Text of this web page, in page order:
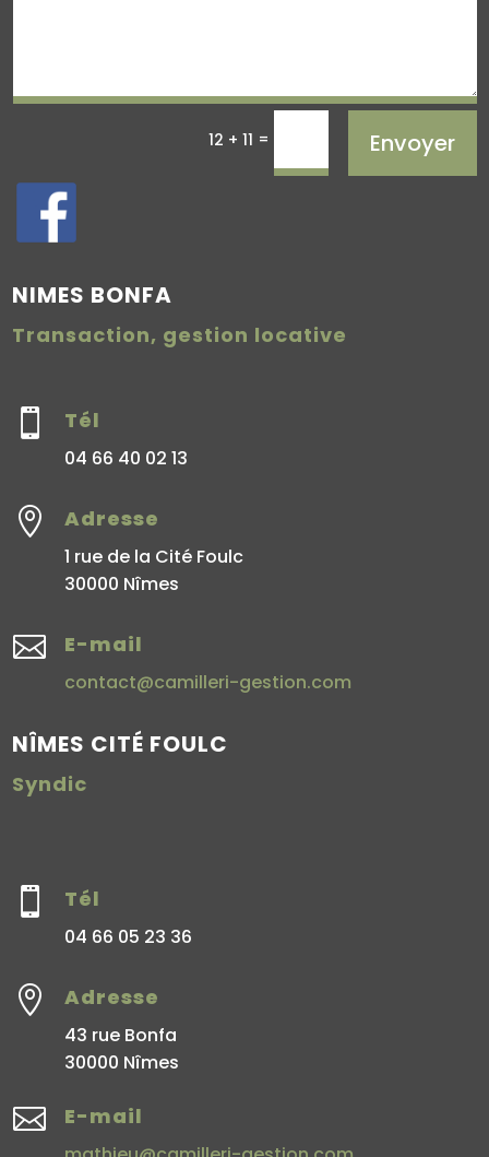
12 + 11 = Envoyer
NIMES BONFA
Transaction, gestion locative
 Tél
04 66 40 02 13
 Adresse
1 rue de la Cité Foulc
30000 Nîmes
 E-mail
contact@camilleri-gestion.com
NÎMES CITÉ FOULC
Syndic
 Tél
04 66 05 23 36
 Adresse
43 rue Bonfa
30000 Nîmes
 E-mail